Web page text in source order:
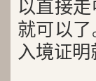
以直接
就可以
入境证明